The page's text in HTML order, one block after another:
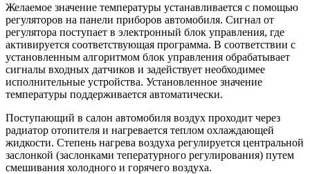
Желаемое значение температуры устанавливается с помощью
регуляторов на панели приборов автомобиля. Сигнал от
регулятора поступает в электронный блок управления, где
активируется соответствующая программа. В соответствии с
установленным алгоритмом блок управления обрабатывает
сигналы входных датчиков и задействует необходимее
исполнительные устройства. Установленное значение
температуры поддерживается автоматически.
Поступающий в салон автомобиля воздух проходит через
радиатор отопителя и нагревается теплом охлаждающей
жидкости. Степень нагрева воздуха регулируется центральной
заслонкой (заслонками тепературного регулирования) путем
смешивания холодного и горячего воздуха.